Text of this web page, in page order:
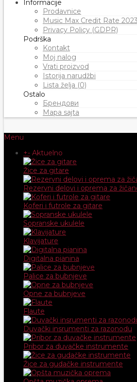
Informacije
Prodavnice
Music Max Credit Rate
Privacy Policy (GDPR)
Podrška
Kontakt
Moj nalog
Vrati proizvod
Istorija narudžbi
Lista želja (0)
Ostalo
Брендови
Mapa sajta
Menu
+- Aktuelno
Žice za gitare
Rezervni delovi i oprema za
Koferi i futrole za gitare
Sopranske ukulele
Klavijature
Digitalna pianina
Palice za bubnjeve
Opne za bubnjeve
Flaute
Duvački insrumenti za razonodu
Pribor za duvačke instrumente
Žice za gudačke instrumente